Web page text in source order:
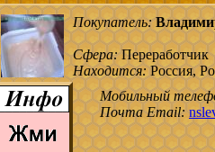
Покупатель:
Сфера:Переработчик
Находится:Россия,
Мобильный
Почта Email: